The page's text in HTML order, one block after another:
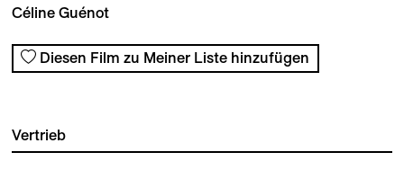
Céline Guénot
Diesen Film zu Meiner Liste hinzufügen
Vertrieb